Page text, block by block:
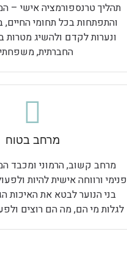
תהליך טרנספורמציה אישי –
והתפתחות בכל תחומי החיים,
ונערות לקדם ולהשיג מטרות
החברתית,
מרחב בטוח
מרחב קשוב, הרמוני
פנימי ורווחה אישית להיות
בני הנוער לבטא את האיכות
לגלות מי הם, מה הם רוצים